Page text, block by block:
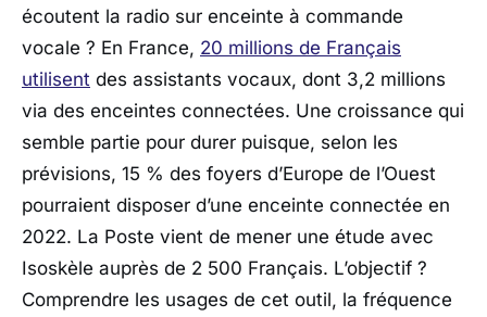
écoutent la radio sur enceinte à commande
vocale ? En France, 20 millions de Français
utilisent des assistants vocaux, dont 3,2 millions
via des enceintes connectées. Une croissance qui
semble partie pour durer puisque, selon les
prévisions, 15 % des foyers d’Europe de l’Ouest
pourraient disposer d’une enceinte connectée en
2022. La Poste vient de mener une étude avec
Isoskèle auprès de 2 500 Français. L’objectif ?
Comprendre les usages de cet outil, la fréquence